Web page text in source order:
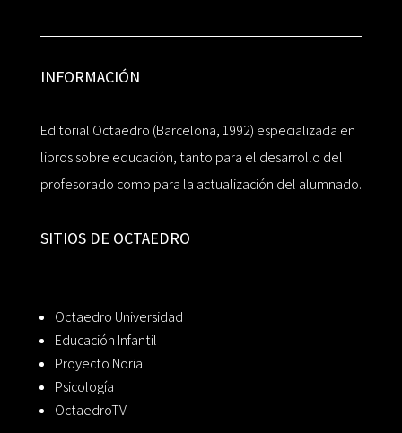
INFORMACIÓN
Editorial Octaedro (Barcelona, 1992) especializada en
libros sobre educación, tanto para el desarrollo del
profesorado como para la actualización del alumnado.
SITIOS DE OCTAEDRO
Octaedro Universidad
Educación Infantil
Proyecto Noria
Psicología
OctaedroTV